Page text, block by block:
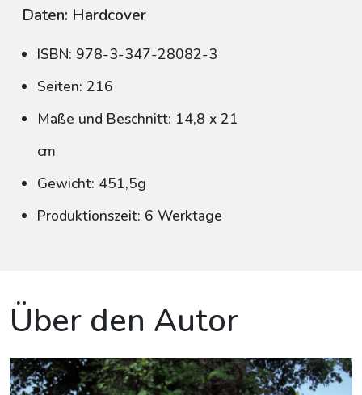
Daten: Hardcover
ISBN: 978-3-347-28082-3
Seiten: 216
Maße und Beschnitt: 14,8 x 21
cm
Gewicht: 451,5g
Produktionszeit: 6 Werktage
Über den Autor